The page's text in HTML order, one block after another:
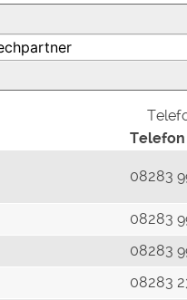
Telefon
08283
08283
08283
08283